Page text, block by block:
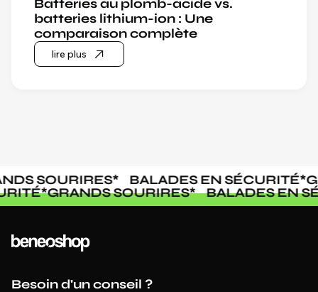
Batteries au plomb-acide vs.
batteries lithium-ion : Une
comparaison complète
lire plus
SOURIRES* BALADES EN SÉCURITÉ*
*GRANDS SOURIRES* BALADES EN
Besoin d'un conseil ?